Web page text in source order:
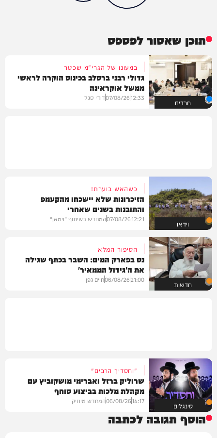
תוכן שאסור לפספס
חרדים
במעונו של הגרי"מ שכטר
גדולי רבני ברסלב בכינוס הוקרה לראשי
ממשל אוקראינה
12:33
07/08/26דודי סגל
וידאו
כשהאש בוערת!
הזיכרונות שלא יישכחו מהקעמפ
והתובנות בשנים שאחרי
12:21
07/08/26המחדש בשיתוף "וימאן"
חדשות
הסיפור המלא
נס בפארק המים: השבר בכתף שגילה
את ה'גידול הממאיר'
21:00
06/08/26חיים גפן
סינגלים
"וחסדיך הרבים"
שרוליק ברזל ואברימי מושקוביץ עם
מקהלת מלכות בביצוע סוחף
14:17
06/08/26המחדש מיוזיק
הוסף תגובה לכתבה